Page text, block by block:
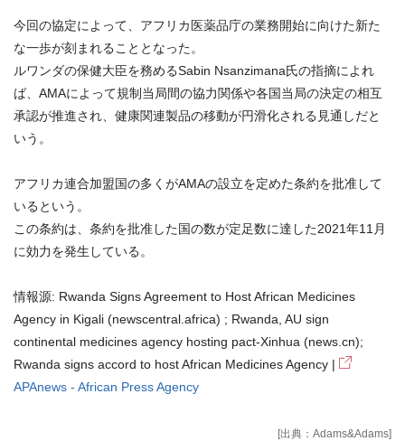
今回の協定によって、アフリカ医薬品庁の業務開始に向けた新た
な一歩が刻まれることとなった。
ルワンダの保健大臣を務めるSabin Nsanzimana氏の指摘によれ
ば、AMAによって規制当局間の協力関係や各国当局の決定の相互
承認が推進され、健康関連製品の移動が円滑化される見通しだと
いう。
アフリカ連合加盟国の多くがAMAの設立を定めた条約を批准して
いるという。
この条約は、条約を批准した国の数が定足数に達した2021年11月
に効力を発生している。
情報源: Rwanda Signs Agreement to Host African Medicines
Agency in Kigali (newscentral.africa) ; Rwanda, AU sign
continental medicines agency hosting pact-Xinhua (news.cn);
Rwanda signs accord to host African Medicines Agency |
APAnews - African Press Agency
[出典：Adams&Adams]